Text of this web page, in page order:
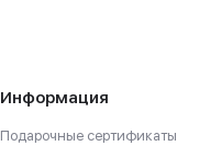
Информация
Подарочные сертификаты